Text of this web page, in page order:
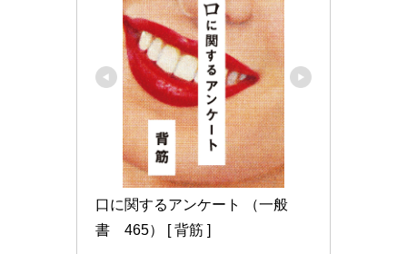
口に関するアンケート （一般
書　465） [ 背筋 ]